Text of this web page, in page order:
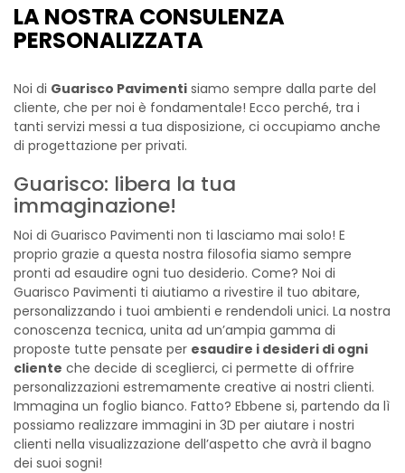
LA NOSTRA CONSULENZA
PERSONALIZZATA
Noi di Guarisco Pavimenti siamo sempre dalla parte del
cliente, che per noi è fondamentale! Ecco perché, tra i
tanti servizi messi a tua disposizione, ci occupiamo anche
di progettazione per privati.
Guarisco: libera la tua
immaginazione!
Noi di Guarisco Pavimenti non ti lasciamo mai solo! E
proprio grazie a questa nostra filosofia siamo sempre
pronti ad esaudire ogni tuo desiderio. Come? Noi di
Guarisco Pavimenti ti aiutiamo a rivestire il tuo abitare,
personalizzando i tuoi ambienti e rendendoli unici. La nostra
conoscenza tecnica, unita ad un’ampia gamma di
proposte tutte pensate per esaudire i desideri di ogni
cliente che decide di sceglierci, ci permette di offrire
personalizzazioni estremamente creative ai nostri clienti.
Immagina un foglio bianco. Fatto? Ebbene si, partendo da lì
possiamo realizzare immagini in 3D per aiutare i nostri
clienti nella visualizzazione dell’aspetto che avrà il bagno
dei suoi sogni!